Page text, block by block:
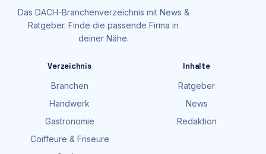
Das DACH-Branchenverzeichnis mit News &
Ratgeber. Finde die passende Firma in
deiner Nähe.
Verzeichnis
Branchen
Handwerk
Gastronomie
Coiffeure & Friseure
Inhalte
Ratgeber
News
Redaktion